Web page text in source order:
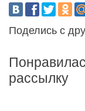
Поделись с
рассылку